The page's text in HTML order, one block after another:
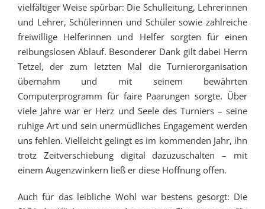
vielfältiger Weise spürbar: Die Schulleitung, Lehrerinnen
und Lehrer, Schülerinnen und Schüler sowie zahlreiche
freiwillige Helferinnen und Helfer sorgten für einen
reibungslosen Ablauf. Besonderer Dank gilt dabei Herrn
Tetzel, der zum letzten Mal die Turnierorganisation
übernahm und mit seinem bewährten
Computerprogramm für faire Paarungen sorgte. Über
viele Jahre war er Herz und Seele des Turniers – seine
ruhige Art und sein unermüdliches Engagement werden
uns fehlen. Vielleicht gelingt es im kommenden Jahr, ihn
trotz Zeitverschiebung digital dazuzuschalten – mit
einem Augenzwinkern ließ er diese Hoffnung offen.
Auch für das leibliche Wohl war bestens gesorgt: Die